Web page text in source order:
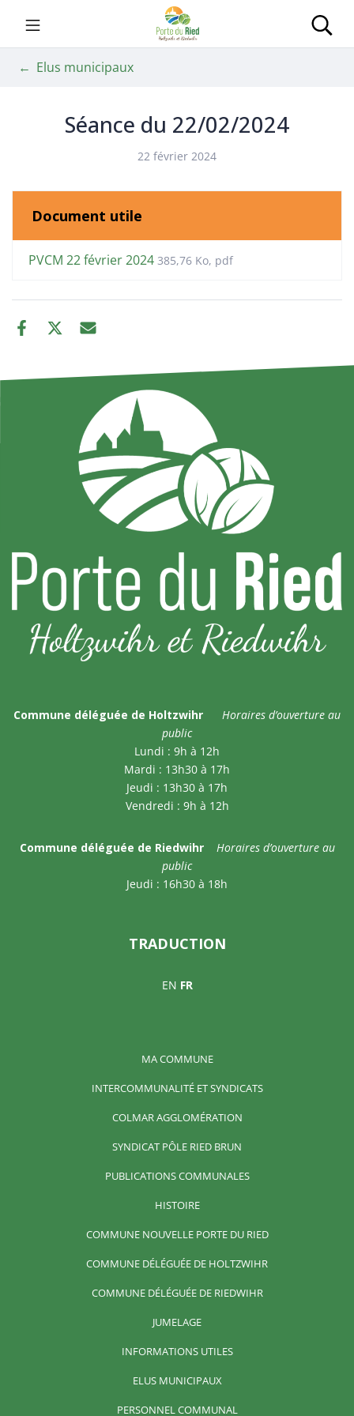
contenu
Porte du Ried
Elus municipaux
Séance du 22/02/2024
22 février 2024
Document utile
PVCM 22 février 2024 385,76 Ko, pdf
Commune déléguée de Holtzwihr Horaires d’ouverture au
public
Lundi : 9h à 12h
Mardi : 13h30 à 17h
Jeudi : 13h30 à 17h
Vendredi : 9h à 12h
Commune déléguée de Riedwihr Horaires d’ouverture au
public
Jeudi : 16h30 à 18h
TRADUCTION
EN FR
MA COMMUNE
INTERCOMMUNALITÉ ET SYNDICATS
COLMAR AGGLOMÉRATION
SYNDICAT PÔLE RIED BRUN
PUBLICATIONS COMMUNALES
HISTOIRE
COMMUNE NOUVELLE PORTE DU RIED
COMMUNE DÉLÉGUÉE DE HOLTZWIHR
COMMUNE DÉLÉGUÉE DE RIEDWIHR
JUMELAGE
INFORMATIONS UTILES
ELUS MUNICIPAUX
PERSONNEL COMMUNAL